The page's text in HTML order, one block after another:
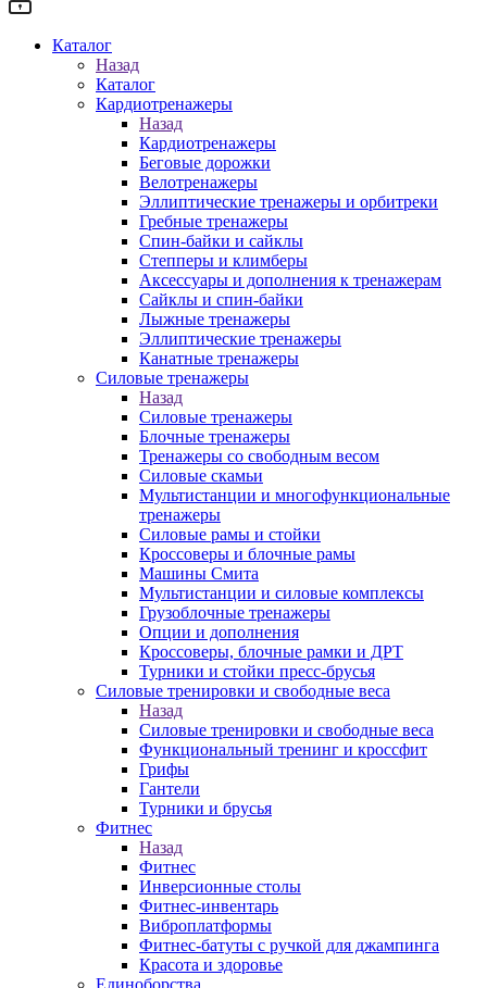
Каталог
Назад
Каталог
Кардиотренажеры
Назад
Кардиотренажеры
Беговые дорожки
Велотренажеры
Эллиптические тренажеры и орбитреки
Гребные тренажеры
Спин-байки и сайклы
Степперы и климберы
Аксессуары и дополнения к тренажерам
Сайклы и спин-байки
Лыжные тренажеры
Эллиптические тренажеры
Канатные тренажеры
Силовые тренажеры
Назад
Силовые тренажеры
Блочные тренажеры
Тренажеры со свободным весом
Силовые скамьи
Мультистанции и многофункциональные
тренажеры
Силовые рамы и стойки
Кроссоверы и блочные рамы
Машины Смита
Мультистанции и силовые комплексы
Грузоблочные тренажеры
Опции и дополнения
Кроссоверы, блочные рамки и ДРТ
Турники и стойки пресс-брусья
Силовые тренировки и свободные веса
Назад
Силовые тренировки и свободные веса
Функциональный тренинг и кроссфит
Грифы
Гантели
Турники и брусья
Фитнес
Назад
Фитнес
Инверсионные столы
Фитнес-инвентарь
Виброплатформы
Фитнес-батуты с ручкой для джампинга
Красота и здоровье
Единоборства